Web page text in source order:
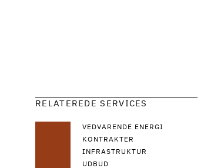
RELATEREDE SERVICES
VEDVARENDE ENERGI
KONTRAKTER
INFRASTRUKTUR
UDBUD